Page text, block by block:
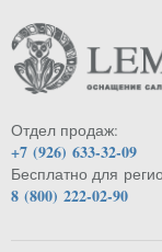
Отдел продаж:
+7 (926) 633-32-09
Бесплатно для
8 (800) 222-02-90